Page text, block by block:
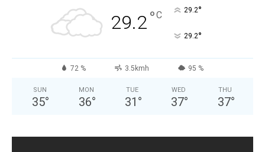
29.2°C 29.2°
29.2°
72 % 3.5kmh 95 %
SUN
35°
MON
36°
TUE
31 °
WED
37°
THU
37°